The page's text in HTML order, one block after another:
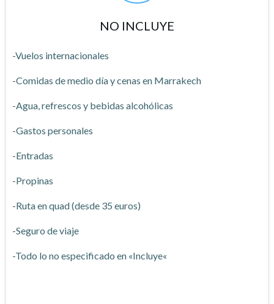
NO INCLUYE
-Vuelos internacionales
-Comidas de medio día y cenas en Marrakech
-Agua, refrescos y bebidas alcohólicas
-Gastos personales
-Entradas
-Propinas
-Ruta en quad (desde 35 euros)
-Seguro de viaje
-Todo lo no especificado en «Incluye«